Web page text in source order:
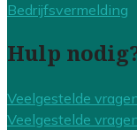
Bedrijfsvermelding
Hulp
Veelgestelde
Veelgestelde